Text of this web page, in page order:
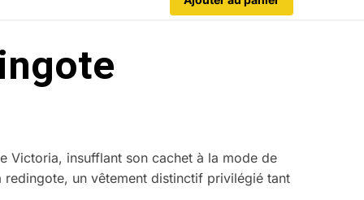
Victoria, insufflant son cachet à la mode de
redingote, un vêtement distinctif privilégié tant